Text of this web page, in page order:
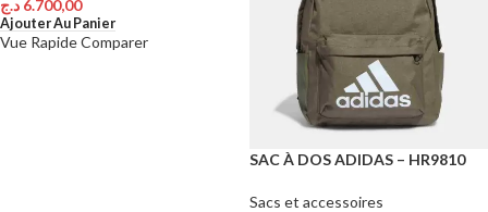
6.700,00 د.ج
Ajouter Au Panier
Vue RapideComparer
SAC À DOS ADIDAS – HR9810
Sacs et accessoires